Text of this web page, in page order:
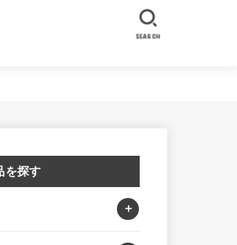
SEARCH
を探す